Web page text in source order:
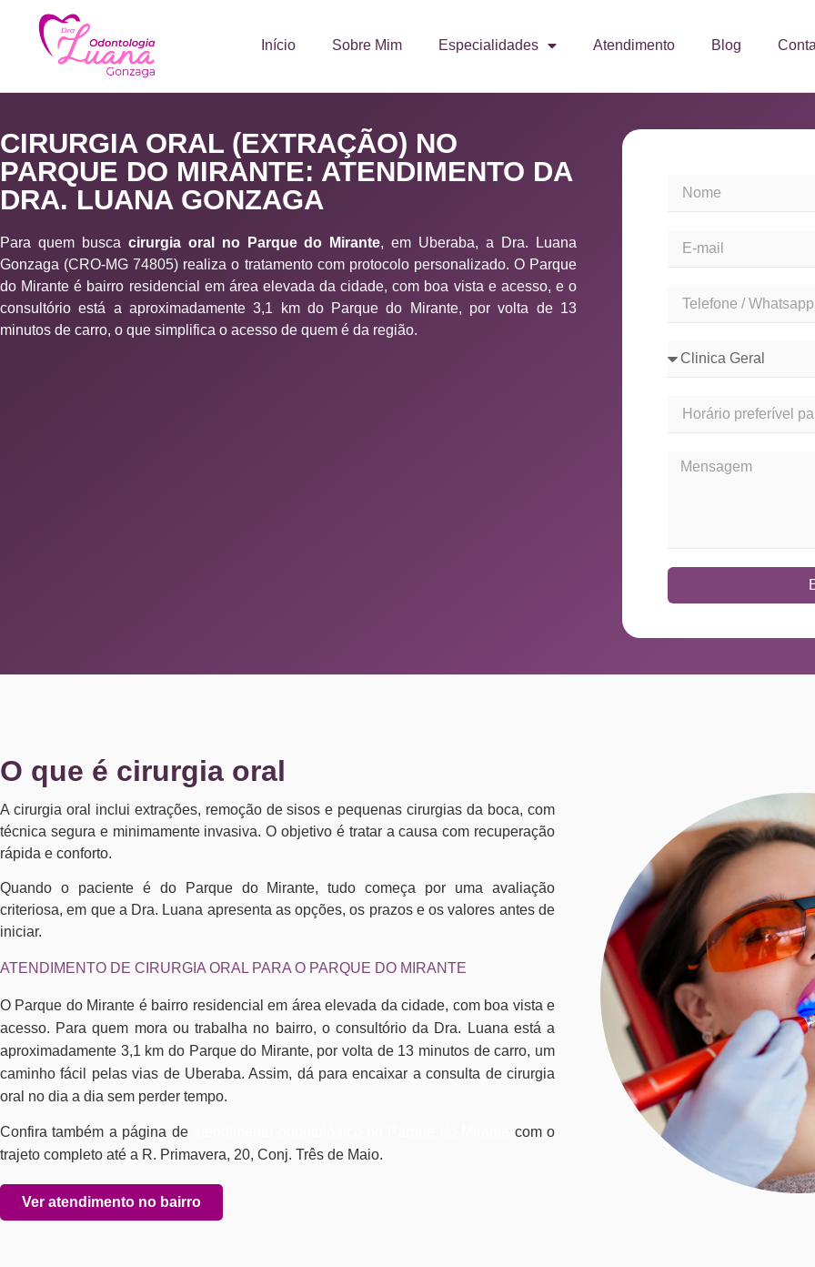
Início Sobre Mim Especialidades Atendimento Blog
CIRURGIA ORAL (EXTRAÇÃO) NO
PARQUE DO MIRANTE: ATENDIMENTO DA
DRA. LUANA GONZAGA
Para quem busca cirurgia oral no Parque do Mirante, em Uberaba, a Dra. Luana
Gonzaga (CRO-MG 74805) realiza o tratamento com protocolo personalizado. O Parque
do Mirante é bairro residencial em área elevada da cidade, com boa vista e acesso, e o
consultório está a aproximadamente 3,1 km do Parque do Mirante, por volta de 13
minutos de carro, o que simplifica o acesso de quem é da região.
O que é cirurgia oral
A cirurgia oral inclui extrações, remoção de sisos e pequenas cirurgias da boca, com
técnica segura e minimamente invasiva. O objetivo é tratar a causa com recuperação
rápida e conforto.
Quando o paciente é do Parque do Mirante, tudo começa por uma avaliação
criteriosa, em que a Dra. Luana apresenta as opções, os prazos e os valores antes de
iniciar.
ATENDIMENTO DE CIRURGIA ORAL PARA O PARQUE DO MIRANTE
O Parque do Mirante é bairro residencial em área elevada da cidade, com boa vista e
acesso. Para quem mora ou trabalha no bairro, o consultório da Dra. Luana está a
aproximadamente 3,1 km do Parque do Mirante, por volta de 13 minutos de carro, um
caminho fácil pelas vias de Uberaba. Assim, dá para encaixar a consulta de cirurgia
oral no dia a dia sem perder tempo.
Confira também a página de
com o
trajeto completo até a R. Primavera, 20, Conj. Três de Maio.
Ver atendimento no bairro